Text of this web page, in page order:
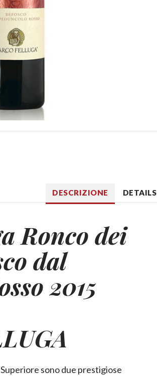
DESCRIZIONE DETAILS
Ronco dei
dal
2015
sono due prestigiose